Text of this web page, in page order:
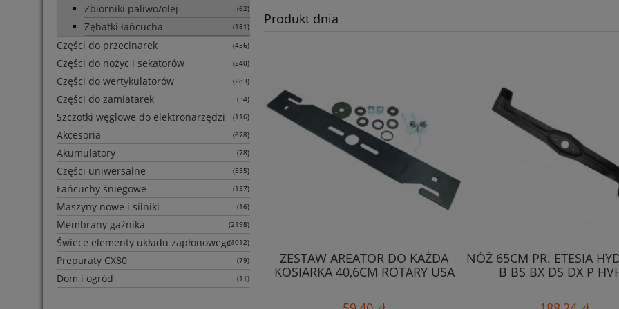
Zbiorniki paliwo/olej (62)
Zębatki łańcucha (181)
Części do przecinarek (456)
Części do nożyc i sekatorów (240)
Części do wertykulatorów (283)
Części do zamiatarek (34)
Szczotki węglowe do elektronarzędzi (116)
Akcesoria (678)
Akumulatory (78)
Części uniwersalne (555)
Łańcuchy śniegowe (157)
Maszyny nowe i silniki (16)
Membrany gaźnika (2198)
Świece elementy układu zapłonowego(1012)
Preparaty CX80 (79)
Dom i ogród (11)
Produkt dnia
NÓŻ 16,3CM KPL. 15 SZT CESAR
45P SOLO 516 518 519
ZESTAW AREATOR DO KAŻDA
KOSIARKA 40,6CM ROTARY USA
NÓŻ 65CM PR. ETESIA
B BS BX DS DX P